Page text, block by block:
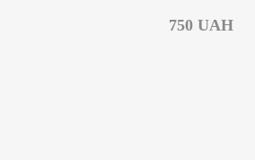
750 UAH